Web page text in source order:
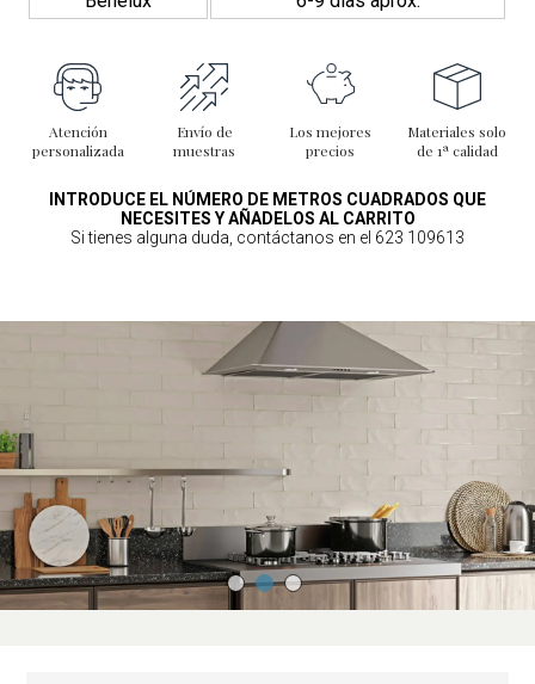
Atención
personalizada
Envío de
muestras
Los mejores
precios
Materiales solo
de 1ª calidad
INTRODUCE EL NÚMERO DE METROS CUADRADOS QUE
NECESITES Y AÑADELOS AL CARRITO
Si tienes alguna duda, contáctanos en el 623 109613